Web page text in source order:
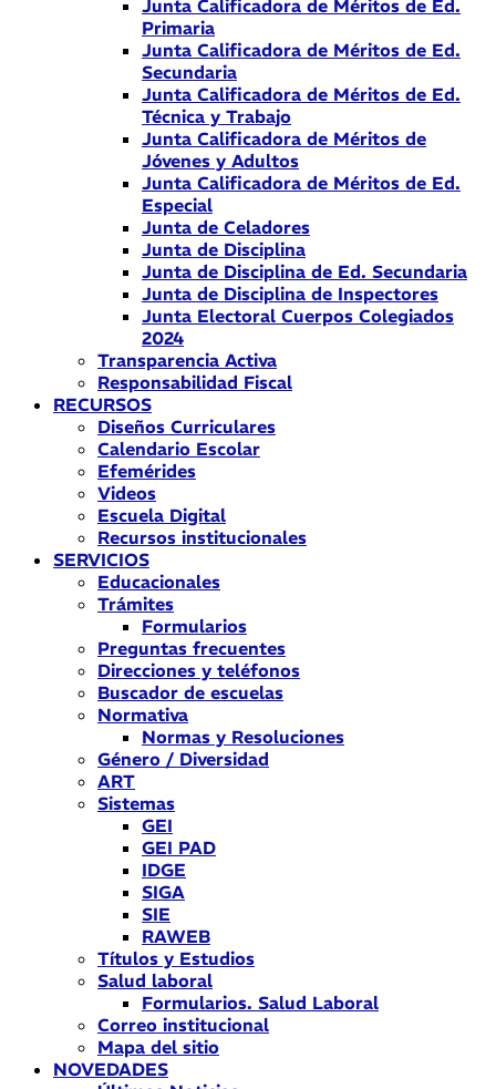
Junta Calificadora de Méritos de Ed.
Primaria
Junta Calificadora de Méritos de Ed.
Secundaria
Junta Calificadora de Méritos de Ed.
Técnica y Trabajo
Junta Calificadora de Méritos de
Jóvenes y Adultos
Junta Calificadora de Méritos de Ed.
Especial
Junta de Celadores
Junta de Disciplina
Junta de Disciplina de Ed. Secundaria
Junta de Disciplina de Inspectores
Junta Electoral Cuerpos Colegiados
2024
Transparencia Activa
Responsabilidad Fiscal
RECURSOS
Diseños Curriculares
Calendario Escolar
Efemérides
Videos
Escuela Digital
Recursos institucionales
SERVICIOS
Educacionales
Trámites
Formularios
Preguntas frecuentes
Direcciones y teléfonos
Buscador de escuelas
Normativa
Normas y Resoluciones
Género / Diversidad
ART
Sistemas
GEI
GEI PAD
IDGE
SIGA
SIE
RAWEB
Títulos y Estudios
Salud laboral
Formularios. Salud Laboral
Correo institucional
Mapa del sitio
NOVEDADES